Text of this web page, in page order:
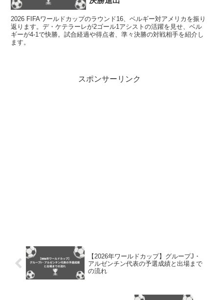
2026 FIFAワールドカップのラウンド16、ベルギー対アメリカを振り
返ります。デ・ケテラーレが2ゴール1アシストの活躍を見せ、ベル
ギーが4-1で快勝。試合経過や得点者、準々決勝の対戦相手を紹介し
ます。
スポンサーリンク
【2026年ワールドカップ】グループJ・
アルゼンチン代表の予選成績と出場まで
の流れ